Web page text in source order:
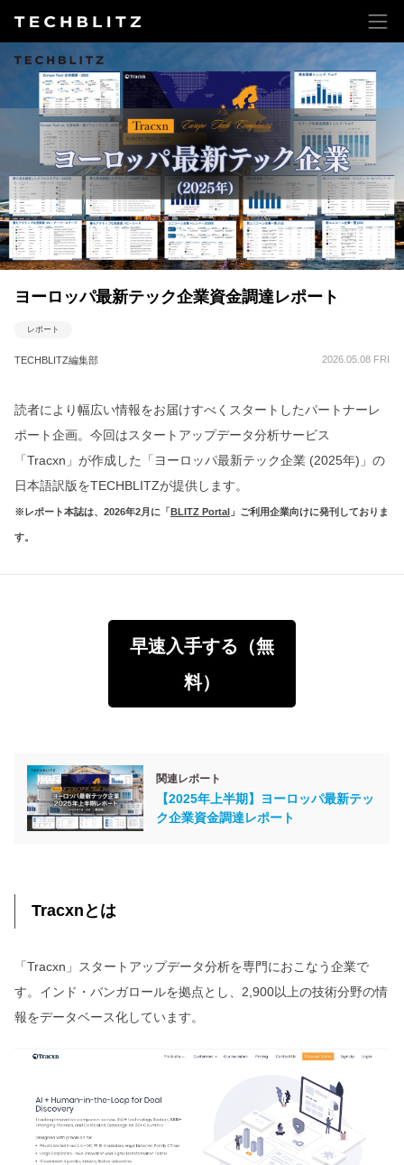
ヨーロッパ最新テック企業資金調達レポート
レポート
TECHBLITZ編集部 2026.05.08 FRI
読者により幅広い情報をお届けすべくスタートしたパートナーレ
ポート企画。今回はスタートアップデータ分析サービス
「Tracxn」が作成した「ヨーロッパ最新テック企業 (2025年)」の
日本語訳版をTECHBLITZが提供します。
※レポート本誌は、2026年2月に「 BLITZ Portal 」ご利用企業向けに発刊しておりま
す。
早速入手する（無
料）
関連レポート
【2025年上半期】ヨーロッパ最新テッ
ク企業資金調達レポート
Tracxnとは
「Tracxn」スタートアップデータ分析を専門におこなう企業で
す。インド・バンガロールを拠点とし、2,900以上の技術分野の情
報をデータベース化しています。